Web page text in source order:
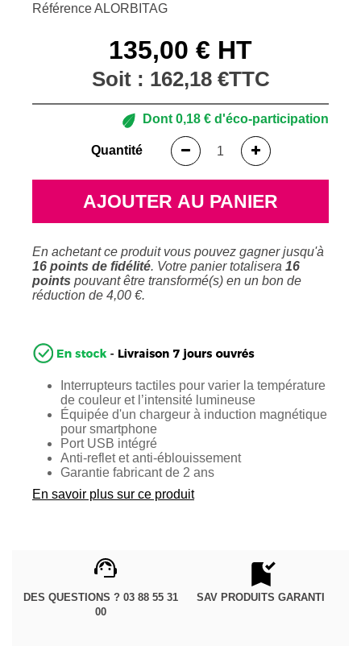
RéférenceALORBITAG
Interrupteurs tactiles pour varier la température
de couleur et l’intensité lumineuse
Équipée d'un chargeur à induction magnétique
pour smartphone
Port USB intégré
Anti-reflet et anti-éblouissement
Garantie fabricant de 2 ans
En savoir plus sur ce produit
135,00 € HT
Soit : 162,18 €TTC
Dont 0,18 € d'éco-participation
Quantité
AJOUTER AU PANIER
En achetant ce produit vous pouvez gagner jusqu'à
16 points de fidélité. Votre panier totalisera 16
points pouvant être transformé(s) en un bon de
réduction de 4,00 €.
DES QUESTIONS ? 03 88 55 31
00
SAV PRODUITS GARANTI